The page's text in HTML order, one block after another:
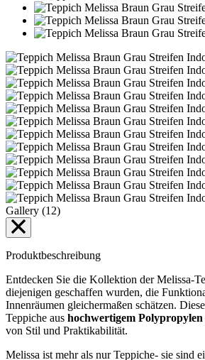
Gallery (12)
Produktbeschreibung
Entdecken Sie die Kollektion der Melissa-
diejenigen geschaffen wurden, die
Innenräumen gleichermaßen schätzen. Diese
Teppiche aus hochwertigem Polypropylen
von Stil und Praktikabilität.
Melissa ist mehr als nur Teppiche- sie sind